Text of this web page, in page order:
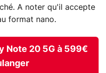
A noter qu'il accepte
format nano.
Note 20 5G à 599€